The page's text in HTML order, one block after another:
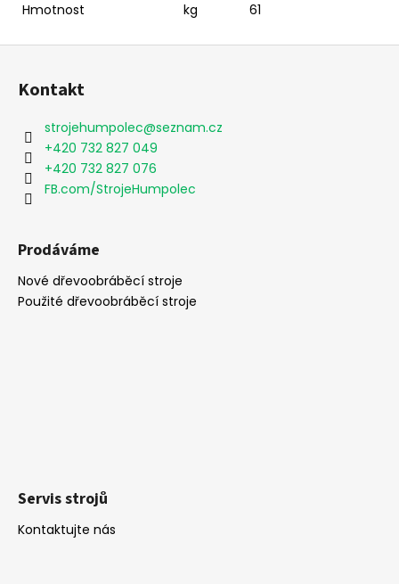
Hmotnost
kg 61
Z
Kontakt
strojehumpolec@seznam.cz
+420 732 827 049
+420 732 827 076
FB.com/StrojeHumpolec
Prodáváme
Nové dřevoobráběcí stroje
Použité dřevoobráběcí stroje
Servis strojů
Kontaktujte nás